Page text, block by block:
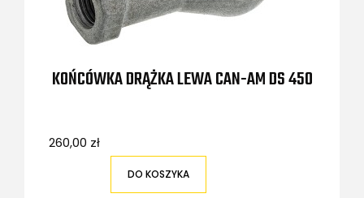
KOŃCÓWKA DRĄŻKA LEWA CAN-AM DS 450
260,00 zł
DO KOSZYKA